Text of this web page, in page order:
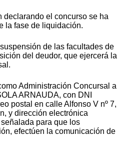
declarando el concurso se ha
la fase de liquidación.
de las facultades de
del deudor, que ejercerá la
Administración Concursal a
ARNAUDA, con DNI
postal en calle Alfonso V nº 7,
y dirección electrónica
para que los
efectúen la comunicación de